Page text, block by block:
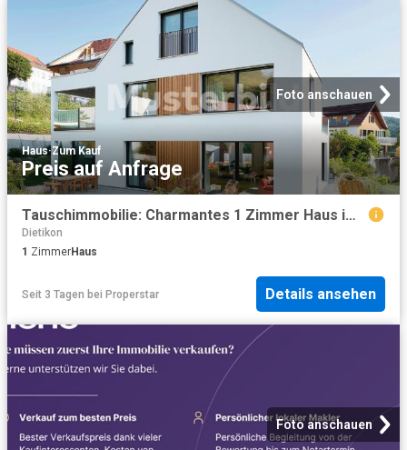
Foto anschauen
Haus·Zum Kauf
Preis auf Anfrage
Tauschimmobilie: Charmantes 1 Zimmer Haus im Herzen von Dietikon
Dietikon
1 ZimmerHaus
Seit 3 Tagen bei Properstar Details ansehen
Foto anschauen